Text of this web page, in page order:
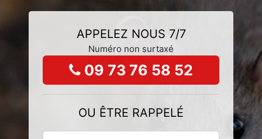
APPELEZ NOUS 7/7
Numéro non surtaxé
09 73 76 58 52
OU ÊTRE RAPPELÉ